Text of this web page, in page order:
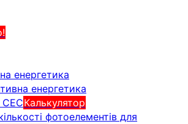
енергетика
енергетика
СЕСКалькулятор
фотоелементів для